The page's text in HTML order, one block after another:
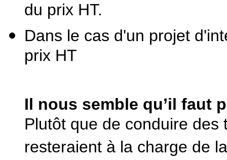
du prix HT.
Dans le cas d'un projet
prix HT
Il nous semble qu’il faut
Plutôt que de conduire des
resteraient à la charge de